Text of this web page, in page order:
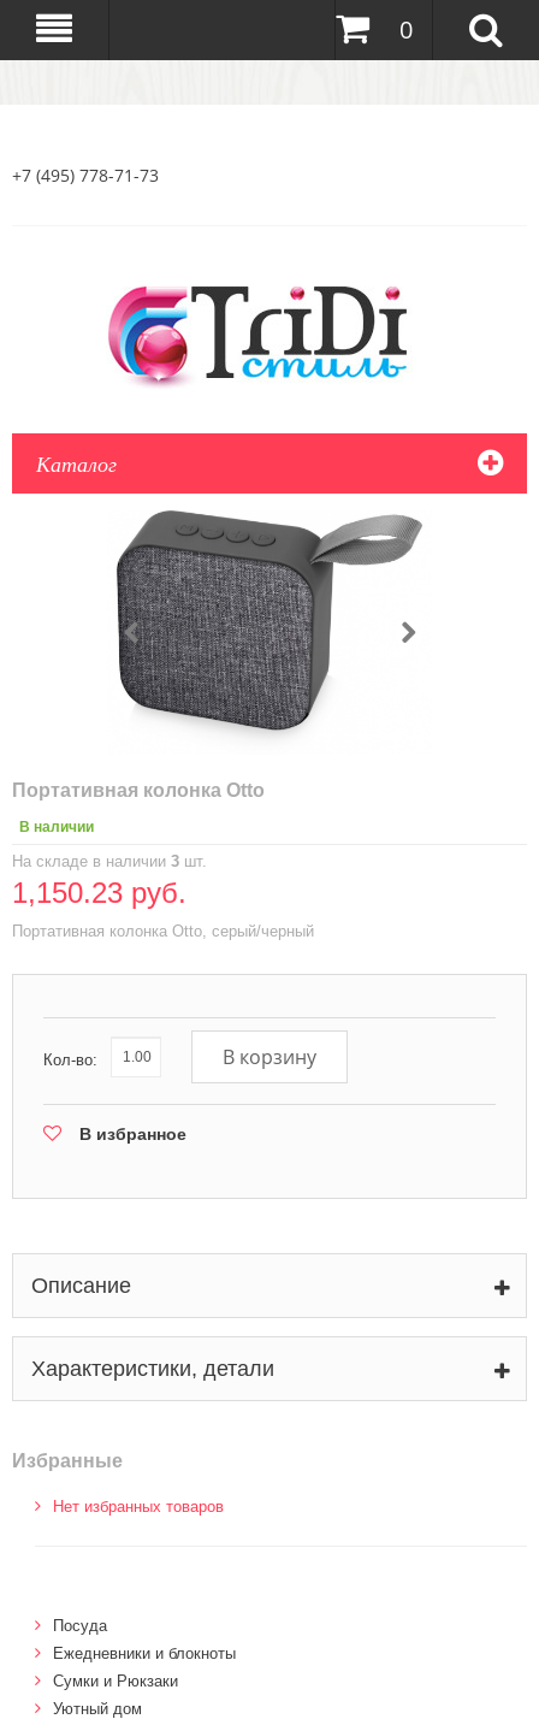
0
+7 (495) 778-71-73
Каталог
Портативная колонка Otto
В наличии
На складе в наличии 3 шт.
1,150.23 руб.
Портативная колонка Otto, серый/черный
Кол-во: В корзину
В избранное
Описание
Характеристики, детали
Избранные
Нет избранных товаров
Посуда
Ежедневники и блокноты
Сумки и Рюкзаки
Уютный дом